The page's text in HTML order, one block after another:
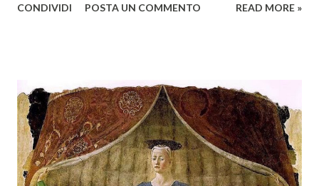
presso l’Hotel Regina di Vienna dalla società Wein & Kultur,
territorio maremmano: Consorzio Tutela Vini della
Maremma Toscana, del Montecucco e del Morellino di
Scansano. Scopo dell’iniziativa è stato quello di promuovere
le eccellenze vitivinicole della regione in Austria, un
mercato dove il potenziale di crescita è ancora molto alto,
CONDIVIDI POSTA UN COMMENTO READ MORE »